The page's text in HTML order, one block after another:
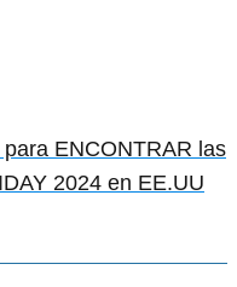
ENCONTRAR las
2024 en EE.UU